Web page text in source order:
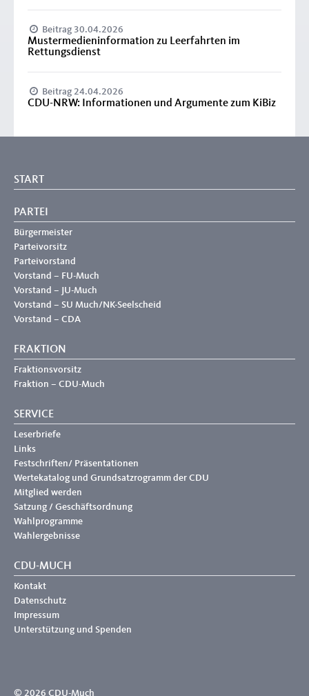
Beitrag 30.04.2026
Mustermedieninformation zu Leerfahrten im
Rettungsdienst
Beitrag 24.04.2026
CDU-NRW: Informationen und Argumente zum KiBiz
START
PARTEI
Bürgermeister
Parteivorsitz
Parteivorstand
Vorstand – FU-Much
Vorstand – JU-Much
Vorstand – SU Much/NK-Seelscheid
Vorstand – CDA
FRAKTION
Fraktionsvorsitz
Fraktion – CDU-Much
SERVICE
Leserbriefe
Links
Festschriften/ Präsentationen
Wertekatalog und Grundsatzrogramm der CDU
Mitglied werden
Satzung / Geschäftsordnung
Wahlprogramme
Wahlergebnisse
CDU-MUCH
Kontakt
Datenschutz
Impressum
Unterstützung und Spenden
© 2026 CDU-Much